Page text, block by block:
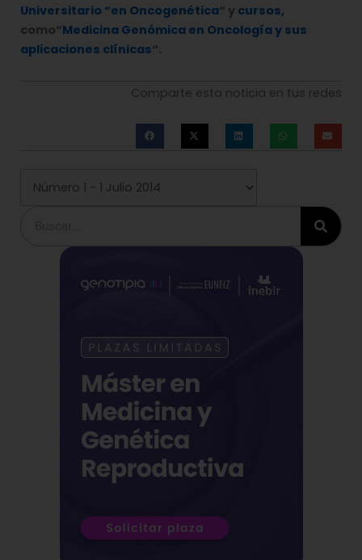
Universitario “en Oncogenética“ y cursos,
como“Medicina Genómica en Oncología y sus
aplicaciones clínicas“.
Comparte esta noticia en tus redes